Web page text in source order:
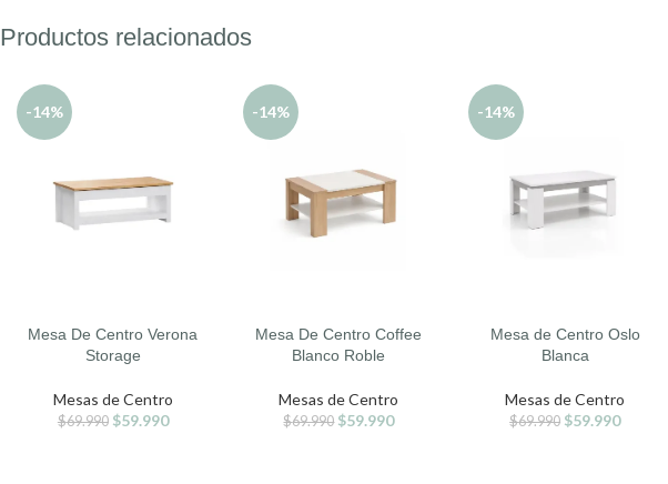
Productos relacionados
-14%
AÑADIR AL CARRITO
Mesa De Centro Verona
Storage
Mesas de Centro
$69.990 $59.990
-14%
AÑADIR AL CARRITO
Mesa De Centro Coffee
Blanco Roble
Mesas de Centro
$69.990 $59.990
-14%
AÑADIR AL CARRITO
Mesa de Centro Oslo
Blanca
Mesas de Centro
$69.990 $59.990